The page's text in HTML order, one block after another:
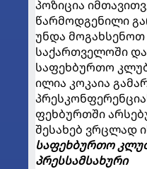
პოზიცია
წარმოდგენილი
უნდა მოგახსენოთ
საქართველოში
საფეხბურთო
ილია კოკაია
ფეხბურთში
შესახებ ვრცლად
საფეხბურთო
პრესსამსახური